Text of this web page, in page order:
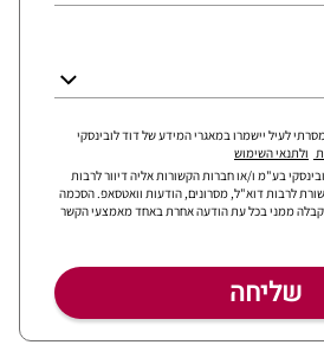
לעיל יישמרו במאגרי המידע של דוד לובינסקי
ולתנאי השימוש
בע"מ ו/או חברות הקשורות אליה דיוור לרבות
לרבות דוא"ל, מסרונים, הודעות וואטסאפ. הסכמה
ממני בכל עת הודעה אחרת באחד מאמצעי הקשר